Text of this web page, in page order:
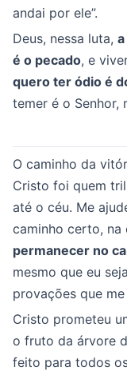
andai por ele”.
Deus, nessa luta,
é o pecado, e
quero ter ódio é
temer é o Senhor,
O caminho da
Cristo foi quem
até o céu. Me
caminho certo, na
permanecer no
mesmo que eu
provações que me
Cristo prometeu
o fruto da árvore
feito para todos